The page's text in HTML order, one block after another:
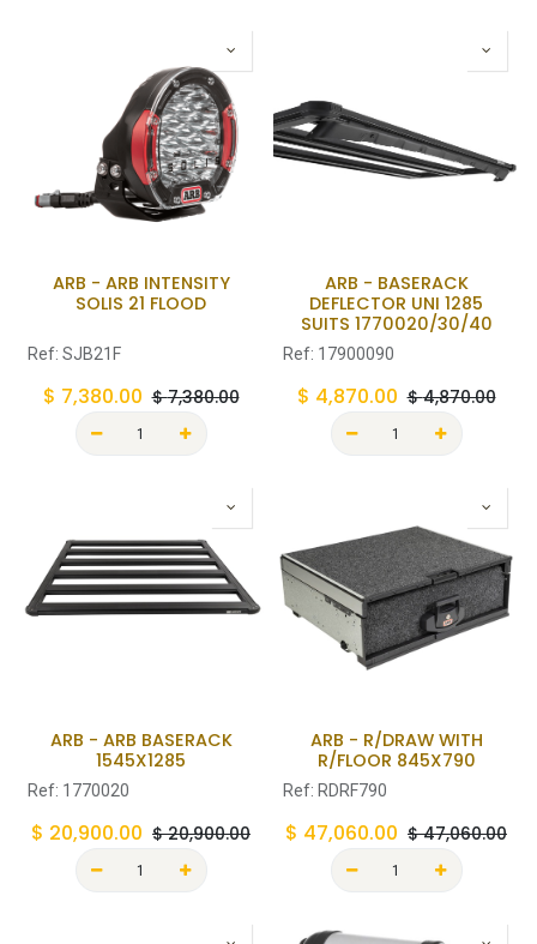
ARB - ARB INTENSITY
SOLIS 21 FLOOD
Ref: SJB21F
$ 7,380.00 $7,380.00
ARB - BASERACK
DEFLECTOR UNI 1285
SUITS 1770020/30/40
Ref: 17900090
$ 4,870.00 $4,870.00
ARB - ARB BASERACK
1545X1285
Ref: 1770020
$ 20,900.00 $20,900.00
ARB - R/DRAW WITH
R/FLOOR 845X790
Ref: RDRF790
$ 47,060.00 $47,060.00